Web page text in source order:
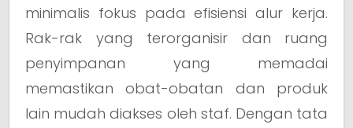
minimalis fokus pada efisiensi alur kerja.
Rak-rak yang terorganisir dan ruang
penyimpanan yang memadai
memastikan obat-obatan dan produk
lain mudah diakses oleh staf. Dengan tata